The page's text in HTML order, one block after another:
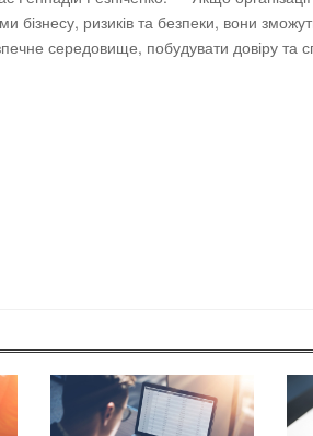
бізнесу, ризиків та безпеки, вони
середовище, побудувати довіру та